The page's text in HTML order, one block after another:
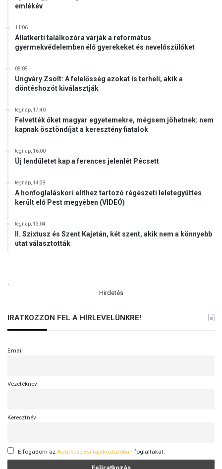
emlékév
11:06
Állatkerti találkozóra várják a református
gyermekvédelemben élő gyerekeket és nevelőszülőket
08:08
Ungváry Zsolt: A felelősség azokat is terheli, akik a
döntéshozót kiválasztják
tegnap, 17:40
Felvették őket magyar egyetemekre, mégsem jöhetnek: nem
kapnak ösztöndíjat a keresztény fiatalok
tegnap, 16:00
Új lendületet kap a ferences jelenlét Pécsett
tegnap, 14:28
A honfoglaláskori elithez tartozó régészeti leletegyüttes
került elő Pest megyében (VIDEÓ)
tegnap, 13:04
II. Szixtusz és Szent Kajetán, két szent, akik nem a könnyebb
utat választották
Hirdetés
IRATKOZZON FEL A HÍRLEVELÜNKRE!
Email
Vezetéknév
Keresztnév
Elfogadom az Adatkezelési tájékoztatóban foglaltakat.